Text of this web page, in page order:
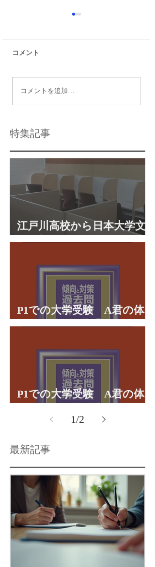
瑞江で最適な個別指導
コメント
コメントを追加…
特集記事
江戸川高校から日本大学文
理学部に合格 合格体験談
P1での大学受験 A君の体
験談パート２
P1での大学受験 A君の体
1/2
最新記事